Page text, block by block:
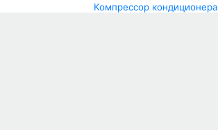
Компрессор кондиционера